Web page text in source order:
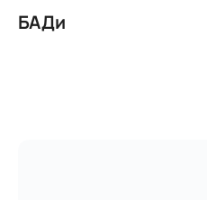
БАДи